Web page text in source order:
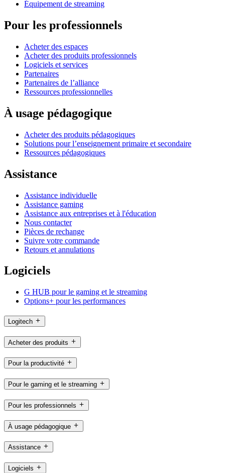
Équipement de streaming
Pour les professionnels
Acheter des espaces
Acheter des produits professionnels
Logiciels et services
Partenaires
Partenaires de l’alliance
Ressources professionnelles
À usage pédagogique
Acheter des produits pédagogiques
Solutions pour l’enseignement primaire et secondaire
Ressources pédagogiques
Assistance
Assistance individuelle
Assistance gaming
Assistance aux entreprises et à l'éducation
Nous contacter
Pièces de rechange
Suivre votre commande
Retours et annulations
Logiciels
G HUB pour le gaming et le streaming
Options+ pour les performances
Logitech
Acheter des produits
Pour la productivité
Pour le gaming et le streaming
Pour les professionnels
À usage pédagogique
Assistance
Logiciels